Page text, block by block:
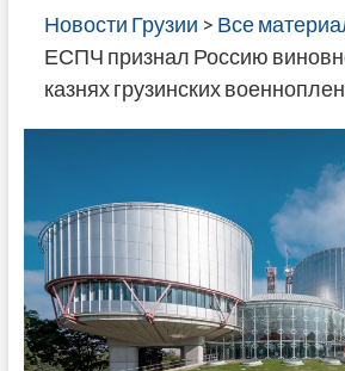
Новости Грузии > Все
ЕСПЧ признал Россию
казнях грузинских